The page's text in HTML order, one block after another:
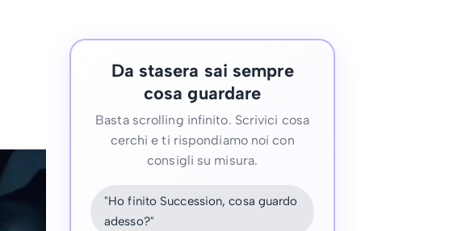
Da stasera sai sempre
cosa guardare
Basta scrolling infinito. Scrivici cosa
cerchi e ti rispondiamo noi con
consigli su misura.
"Ho finito Succession, cosa guardo
adesso?"